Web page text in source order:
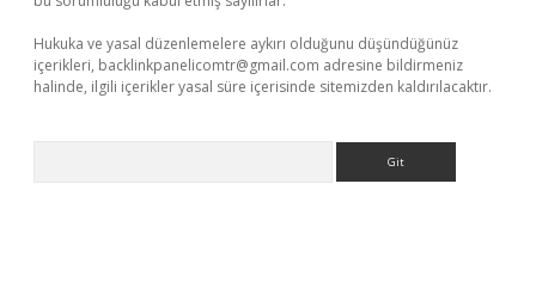
Hukuka ve yasal düzenlemelere aykırı olduğunu düşündüğünüz
içerikleri, backlinkpanelicomtr@gmail.com adresine bildirmeniz
halinde, ilgili içerikler yasal süre içerisinde sitemizden kaldırılacaktır.